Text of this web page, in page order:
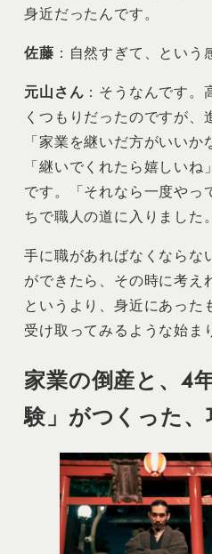
身近だったんです。
佐藤 ：自然すぎて、という
元山さん ：そうなんです
くつもりだったのですが、
「家業を継いだ方がいいか
「継いでくれたら嬉しい
です。「それなら一度やっ
ちで職人の道に入りました。
手に職があればなくならな
ができたら、その時に考え
というより、身近にあった
受け取ってみるような始ま
家業の倒産と、4
験」がつくった、